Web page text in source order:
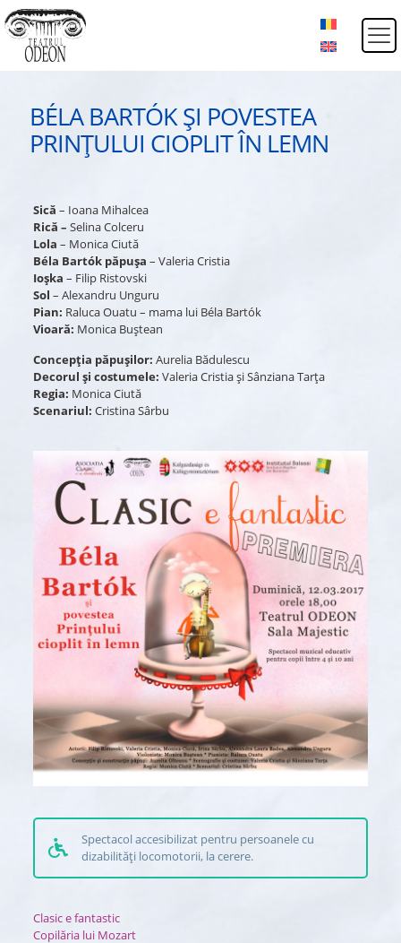
BÉLA BARTÓK ȘI POVESTEA
PRINȚULUI CIOPLIT ÎN LEMN
Sică – Ioana Mihalcea
Rică – Selina Colceru
Lola – Monica Ciută
Béla Bartók păpușa – Valeria Cristia
Ioșka – Filip Ristovski
Sol – Alexandru Unguru
Pian: Raluca Ouatu – mama lui Béla Bartók
Vioară: Monica Buștean
Concepția păpușilor: Aurelia Bădulescu
Decorul și costumele: Valeria Cristia și Sânziana Tarța
Regia: Monica Ciută
Scenariul: Cristina Sârbu
Spectacol accesibilizat pentru persoanele cu
dizabilități locomotorii, la cerere.
Clasic e fantastic
Copilăria lui Mozart